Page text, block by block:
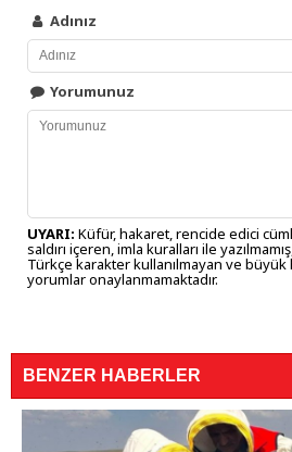
Adınız
Yorumunuz
UYARI: Küfür, hakaret, rencide edici
saldırı içeren, imla kuralları ile
Türkçe karakter kullanılmayan ve büyük
yorumlar onaylanmamaktadır.
BENZER HABERLER